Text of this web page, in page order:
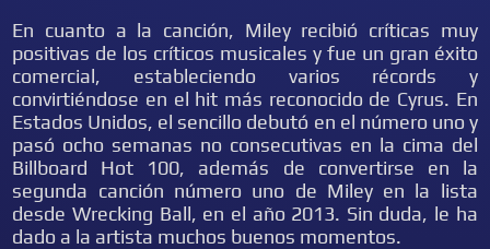
En cuanto a la canción, Miley recibió críticas muy
positivas de los críticos musicales y fue un gran éxito
comercial, estableciendo varios récords y
convirtiéndose en el hit más reconocido de Cyrus. En
Estados Unidos, el sencillo debutó en el número uno y
pasó ocho semanas no consecutivas en la cima del
Billboard Hot 100, además de convertirse en la
segunda canción número uno de Miley en la lista
desde Wrecking Ball, en el año 2013. Sin duda, le ha
dado a la artista muchos buenos momentos.